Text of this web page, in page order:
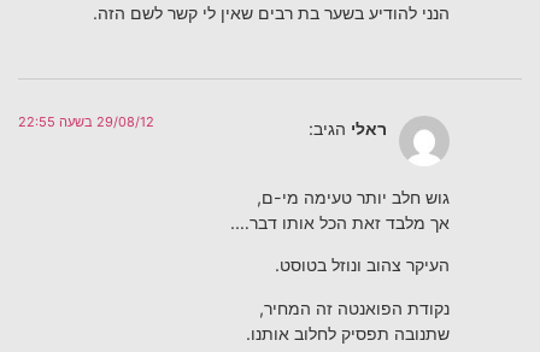
הנני להודיע בשער בת רבים שאין לי קשר לשם הזה.
ראלי הגיב: 29/08/12 בשעה 22:55
גוש חלב יותר טעימה מי-ם,
אך מלבד זאת הכל אותו דבר….
העיקר צהוב ונוזל בטוסט.
נקודת הפואנטה זה המחיר,
שתנובה תפסיק לחלוב אותנו.